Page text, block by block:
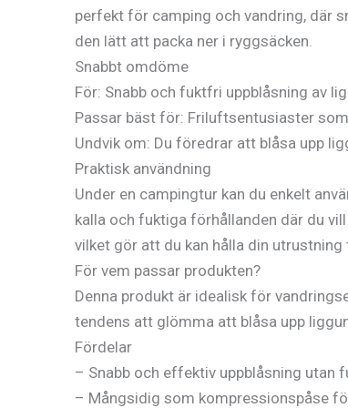
perfekt för camping och vandring, där
den lätt att packa ner i ryggsäcken.
Snabbt omdöme
För: Snabb och fuktfri uppblåsning av
Passar bäst för: Friluftsentusiaster
Undvik om: Du föredrar att blåsa upp
Praktisk användning
Under en campingtur kan du enkelt
kalla och fuktiga förhållanden där du
vilket gör att du kan hålla din
För vem passar produkten?
Denna produkt är idealisk för
tendens att glömma att blåsa upp
Fördelar
– Snabb och effektiv uppblåsning utan
– Mångsidig som kompressionspåse